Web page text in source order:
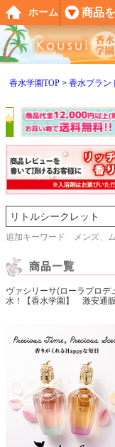
香水学園TOP 香水ブラン
追加キーワード メンズ、
ヴァシリーサ(ローラプロ
水！【香水学園】 激安通販
ホーム 商品